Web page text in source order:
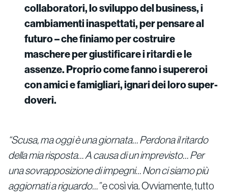
collaboratori, lo sviluppo del business, i
cambiamenti inaspettati, per pensare al
futuro – che finiamo per costruire
maschere per giustificare i ritardi e le
assenze. Proprio come fanno i supereroi
con amici e famigliari, ignari dei loro super-
doveri.
“Scusa, ma oggi è una giornata… Perdona il ritardo
della mia risposta… A causa di un imprevisto… Per
una sovrapposizione di impegni… Non ci siamo più
aggiornati a riguardo…”e così via. Ovviamente, tutto